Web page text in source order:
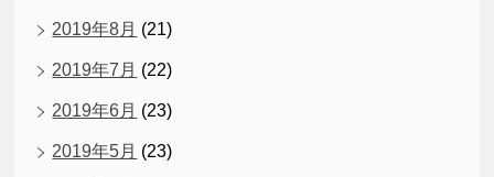
2019年8月 (21)
2019年7月 (22)
2019年6月 (23)
2019年5月 (23)